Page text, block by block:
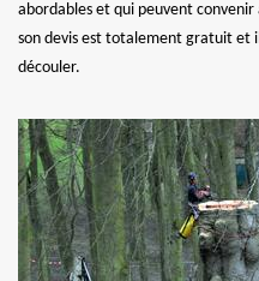
abordables et qui peuvent
son devis est totalement gratuit et
découler.